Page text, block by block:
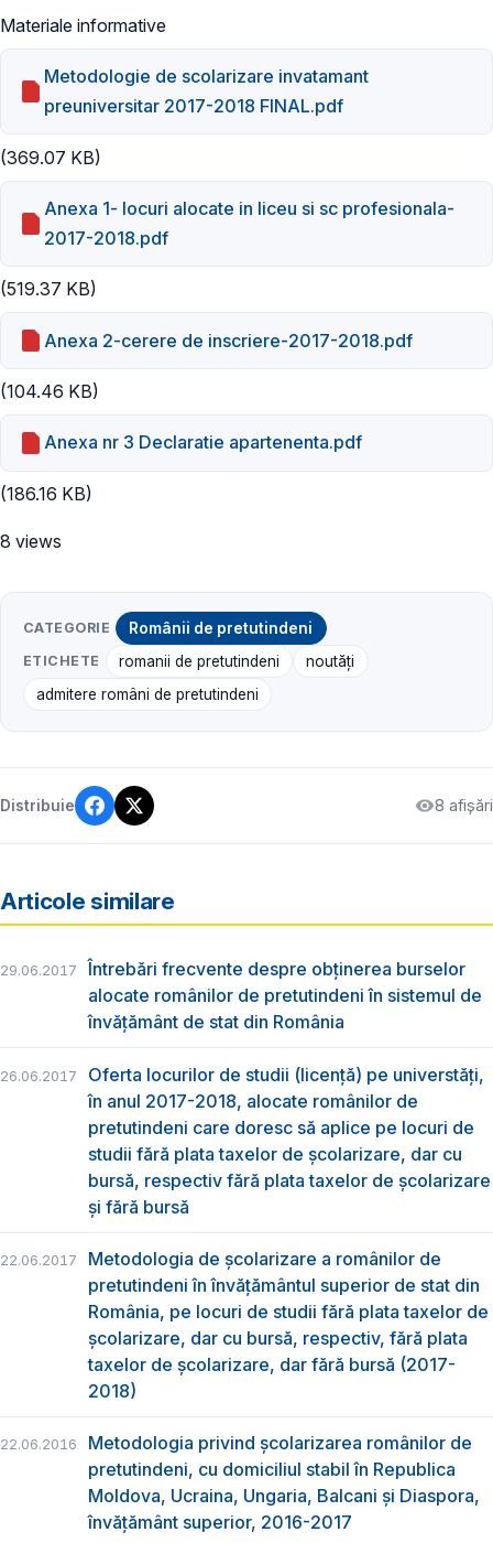
Materiale informative
Metodologie de scolarizare invatamant
preuniversitar 2017-2018 FINAL.pdf
(369.07 KB)
Anexa 1- locuri alocate in liceu si sc profesionala-
2017-2018.pdf
(519.37 KB)
Anexa 2-cerere de inscriere-2017-2018.pdf
(104.46 KB)
Anexa nr 3 Declaratie apartenenta.pdf
(186.16 KB)
8 views
CATEGORIE Românii de pretutindeni
ETICHETE romanii de pretutindeni
noutăți
admitere români de pretutindeni
Distribuie 8 afișări
Articole similare
29.06.2017
Întrebări frecvente despre obținerea burselor
alocate românilor de pretutindeni în sistemul de
învățământ de stat din România
26.06.2017
Oferta locurilor de studii (licență) pe universtăți,
în anul 2017-2018, alocate românilor de
pretutindeni care doresc să aplice pe locuri de
studii fără plata taxelor de școlarizare, dar cu
bursă, respectiv fără plata taxelor de școlarizare
și fără bursă
22.06.2017
Metodologia de școlarizare a românilor de
pretutindeni în învăţământul superior de stat din
România, pe locuri de studii fără plata taxelor de
școlarizare, dar cu bursă, respectiv, fără plata
taxelor de școlarizare, dar fără bursă (2017-
2018)
22.06.2016
Metodologia privind școlarizarea românilor de
pretutindeni, cu domiciliul stabil în Republica
Moldova, Ucraina, Ungaria, Balcani și Diaspora,
învățământ superior, 2016-2017